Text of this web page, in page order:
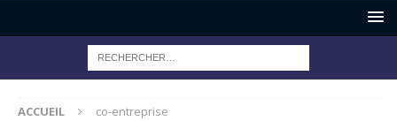
ACCUEIL co-entreprise